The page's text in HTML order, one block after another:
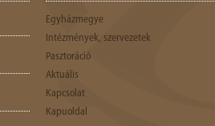
Egyházmegye
Intézmények, szervezetek
Pasztoráció
Aktuális
Kapcsolat
Kapuoldal